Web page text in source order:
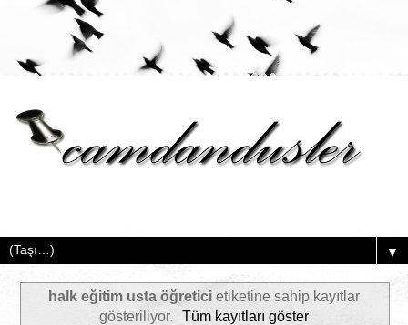
▼
halk eğitim usta öğretici etiketine sahip kayıtlar
gösteriliyor.
Tüm kayıtları göster